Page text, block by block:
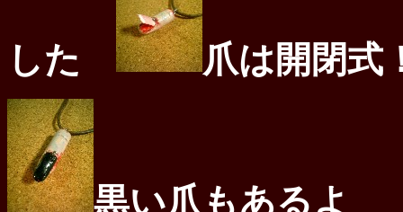
した 爪は開閉式
黒い爪もあ